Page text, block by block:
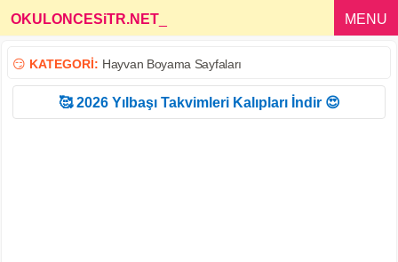
OKULONCESiTR.NET MENU
😏 KATEGORİ: Hayvan Boyama Sayfaları
🥰 2026 Yılbaşı Takvimleri Kalıpları İndir 😍